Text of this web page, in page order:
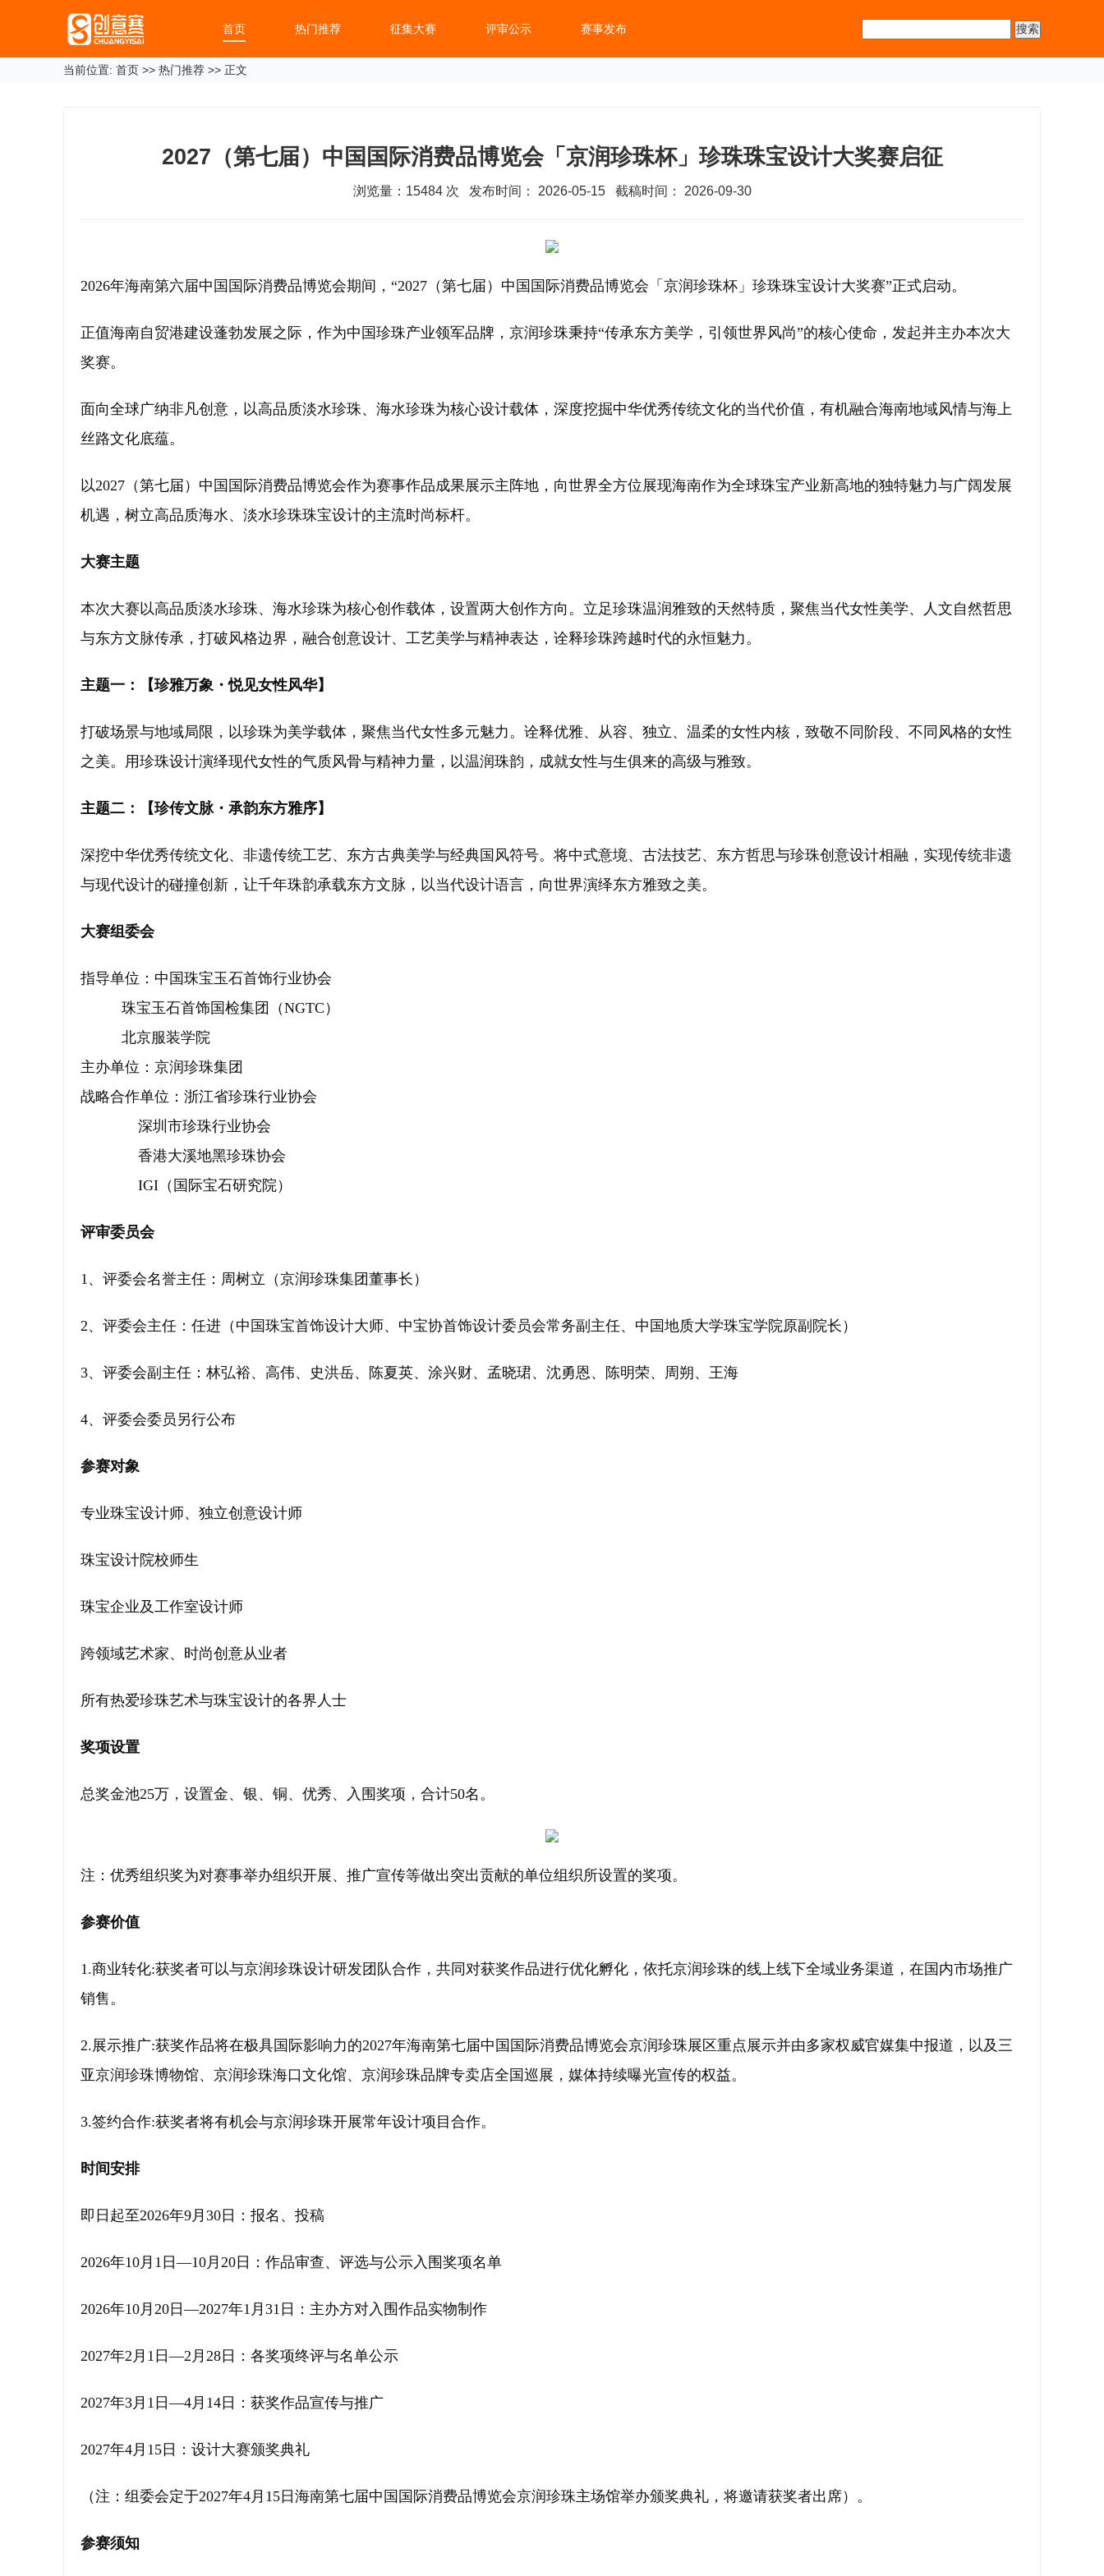
首页 热门推荐 征集大赛 评审公示 赛事发布
当前位置: 首页 >> 热门推荐 >> 正文
2027（第七届）中国国际消费品博览会「京润珍珠杯」珍珠珠宝设计大奖赛启征
浏览量： 15484次 发布时间： 2026-05-15 截稿时间： 2026-09-30
2026年海南第六届中国国际消费品博览会期间，“2027（第七届）中国国际消费品博览会「京润珍珠杯」珍珠珠宝设计大奖赛”正式启动。
正值海南自贸港建设蓬勃发展之际，作为中国珍珠产业领军品牌，京润珍珠秉持“传承东方美学，引领世界风尚”的核心使命，发起并主办本次大
奖赛。
面向全球广纳非凡创意，以高品质淡水珍珠、海水珍珠为核心设计载体，深度挖掘中华优秀传统文化的当代价值，有机融合海南地域风情与海上
丝路文化底蕴。
以2027（第七届）中国国际消费品博览会作为赛事作品成果展示主阵地，向世界全方位展现海南作为全球珠宝产业新高地的独特魅力与广阔发展
机遇，树立高品质海水、淡水珍珠珠宝设计的主流时尚标杆。
大赛主题
本次大赛以高品质淡水珍珠、海水珍珠为核心创作载体，设置两大创作方向。立足珍珠温润雅致的天然特质，聚焦当代女性美学、人文自然哲思
与东方文脉传承，打破风格边界，融合创意设计、工艺美学与精神表达，诠释珍珠跨越时代的永恒魅力。
主题一：【珍雅万象・悦见女性风华】
打破场景与地域局限，以珍珠为美学载体，聚焦当代女性多元魅力。诠释优雅、从容、独立、温柔的女性内核，致敬不同阶段、不同风格的女性
之美。用珍珠设计演绎现代女性的气质风骨与精神力量，以温润珠韵，成就女性与生俱来的高级与雅致。
主题二：【珍传文脉・承韵东方雅序】
深挖中华优秀传统文化、非遗传统工艺、东方古典美学与经典国风符号。将中式意境、古法技艺、东方哲思与珍珠创意设计相融，实现传统非遗
与现代设计的碰撞创新，让千年珠韵承载东方文脉，以当代设计语言，向世界演绎东方雅致之美。
大赛组委会
指导单位：中国珠宝玉石首饰行业协会
珠宝玉石首饰国检集团（NGTC）
北京服装学院
主办单位：京润珍珠集团
战略合作单位：浙江省珍珠行业协会
深圳市珍珠行业协会
香港大溪地黑珍珠协会
IGI（国际宝石研究院）
评审委员会
1、评委会名誉主任：周树立（京润珍珠集团董事长）
2、评委会主任：任进（中国珠宝首饰设计大师、中宝协首饰设计委员会常务副主任、中国地质大学珠宝学院原副院长）
3、评委会副主任：林弘裕、高伟、史洪岳、陈夏英、涂兴财、孟晓珺、沈勇恩、陈明荣、周朔、王海
4、评委会委员另行公布
参赛对象
专业珠宝设计师、独立创意设计师
珠宝设计院校师生
珠宝企业及工作室设计师
跨领域艺术家、时尚创意从业者
所有热爱珍珠艺术与珠宝设计的各界人士
奖项设置
总奖金池25万，设置金、银、铜、优秀、入围奖项，合计50名。
注：优秀组织奖为对赛事举办组织开展、推广宣传等做出突出贡献的单位组织所设置的奖项。
参赛价值
1.商业转化:获奖者可以与京润珍珠设计研发团队合作，共同对获奖作品进行优化孵化，依托京润珍珠的线上线下全域业务渠道，在国内市场推广
销售。
2.展示推广:获奖作品将在极具国际影响力的2027年海南第七届中国国际消费品博览会京润珍珠展区重点展示并由多家权威官媒集中报道，以及三
亚京润珍珠博物馆、京润珍珠海口文化馆、京润珍珠品牌专卖店全国巡展，媒体持续曝光宣传的权益。
3.签约合作:获奖者将有机会与京润珍珠开展常年设计项目合作。
时间安排
即日起至2026年9月30日：报名、投稿
2026年10月1日—10月20日：作品审查、评选与公示入围奖项名单
2026年10月20日—2027年1月31日：主办方对入围作品实物制作
2027年2月1日—2月28日：各奖项终评与名单公示
2027年3月1日—4月14日：获奖作品宣传与推广
2027年4月15日：设计大赛颁奖典礼
（注：组委会定于2027年4月15日海南第七届中国国际消费品博览会京润珍珠主场馆举办颁奖典礼，将邀请获奖者出席）。
参赛须知